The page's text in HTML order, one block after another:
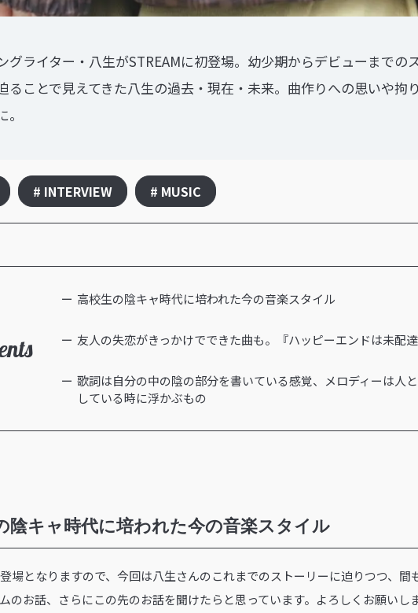
グライター・八生がSTREAMに初登場。幼少期からデビューまでの
ることで見えてきた八生の過去・現在・未来。曲作りへの思いや拘
# INTERVIEW # MUSIC
高校生の陰キャ時代に培われた今の音楽スタイル
友人の失恋がきっかけでできた曲も。『ハッピーエンドは未配
歌詞は自分の中の陰の部分を書いている感覚、メロディーは人
している時に浮かぶもの
陰キャ時代に培われた今の音楽スタイル
登場となりますので、今回は八生さんのこれまでのストーリーに迫りつつ、
のお話、さらにこの先のお話を聞けたらと思っています。よろしくお願いし